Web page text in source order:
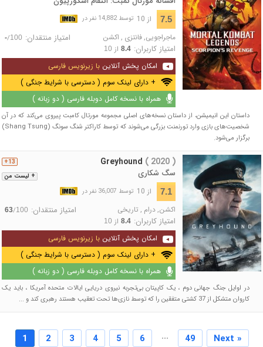
7.5 از 10 توسط 14,882 نفر در
ماجراجویی, فانتزی , اکشن امتیاز منتقدان: -/100
امتیاز کاربران: 8.4از 10
امکان پخش آنلاین با زیرنویس فارسی
+ دارای لینک سوم ( دسترسی با شرایط جنگی )
همراه با نسخه کامل دوبله فارسی ( دو زبانه )
داستان این انیمیشن، از داستان نسخه‌های اصلی مجموعه مورتال کامبت پیروی می‌کند که در آن
شخصیت‌های بازی وارد تورنمنت بزرگی می‌شوند که توسط کاراکتر شنگ سونگ (Shang Tsung)
برگزار می‌شود.
+ لیست من
13+ Greyhound ( 2020 )
سگ شکاری
7.1 از 10 توسط 36,007 نفر در
اکشن,درام , تاریخی امتیاز منتقدان: 63/100
امتیاز کاربران: 8.4از 10
امکان پخش آنلاین با زیرنویس فارسی
+ دارای لینک سوم ( دسترسی با شرایط جنگی )
همراه با نسخه کامل دوبله فارسی ( دو زبانه )
در اوایل جنگ جهانی دوم ، یک کاپیتان بی‌تجربه نیروی دریایی ایالات متحده آمریکا ، باید یک
کاروان متشکل از 37 کشتی متفقین را که توسط نازی‌ها تحت تعقیب هستند رهبری کند و ...
1 2 3 4 5 6 ... 49 Next »